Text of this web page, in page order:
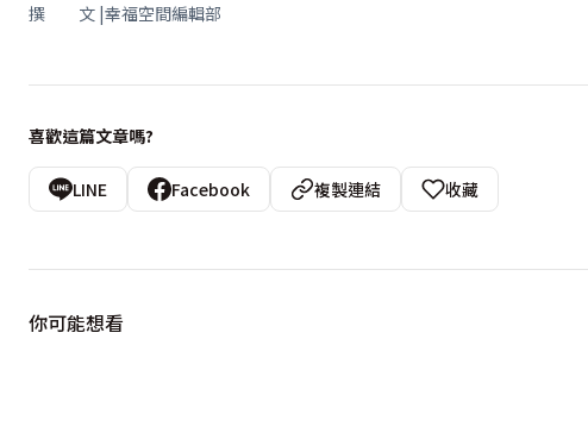
撰 文 |幸福空間編輯部
喜歡這篇文章嗎?
LINE Facebook 複製連結 收藏
你可能想看